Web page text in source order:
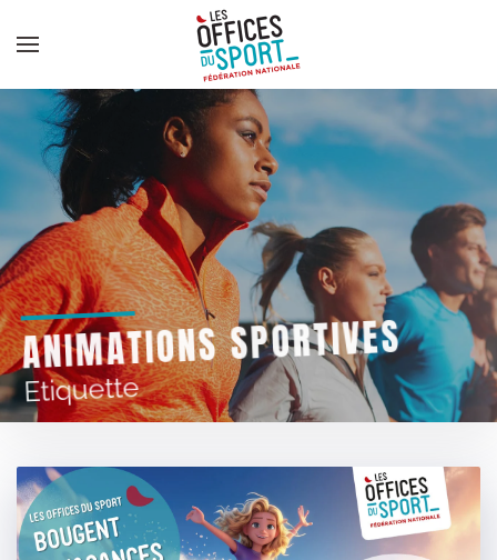
ANIMATIONS SPORTIVES
Etiquette
Panneau de gestion des cookies